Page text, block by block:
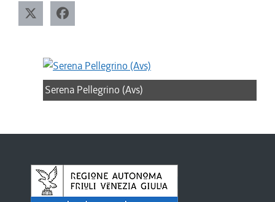
Serena Pellegrino (Avs)